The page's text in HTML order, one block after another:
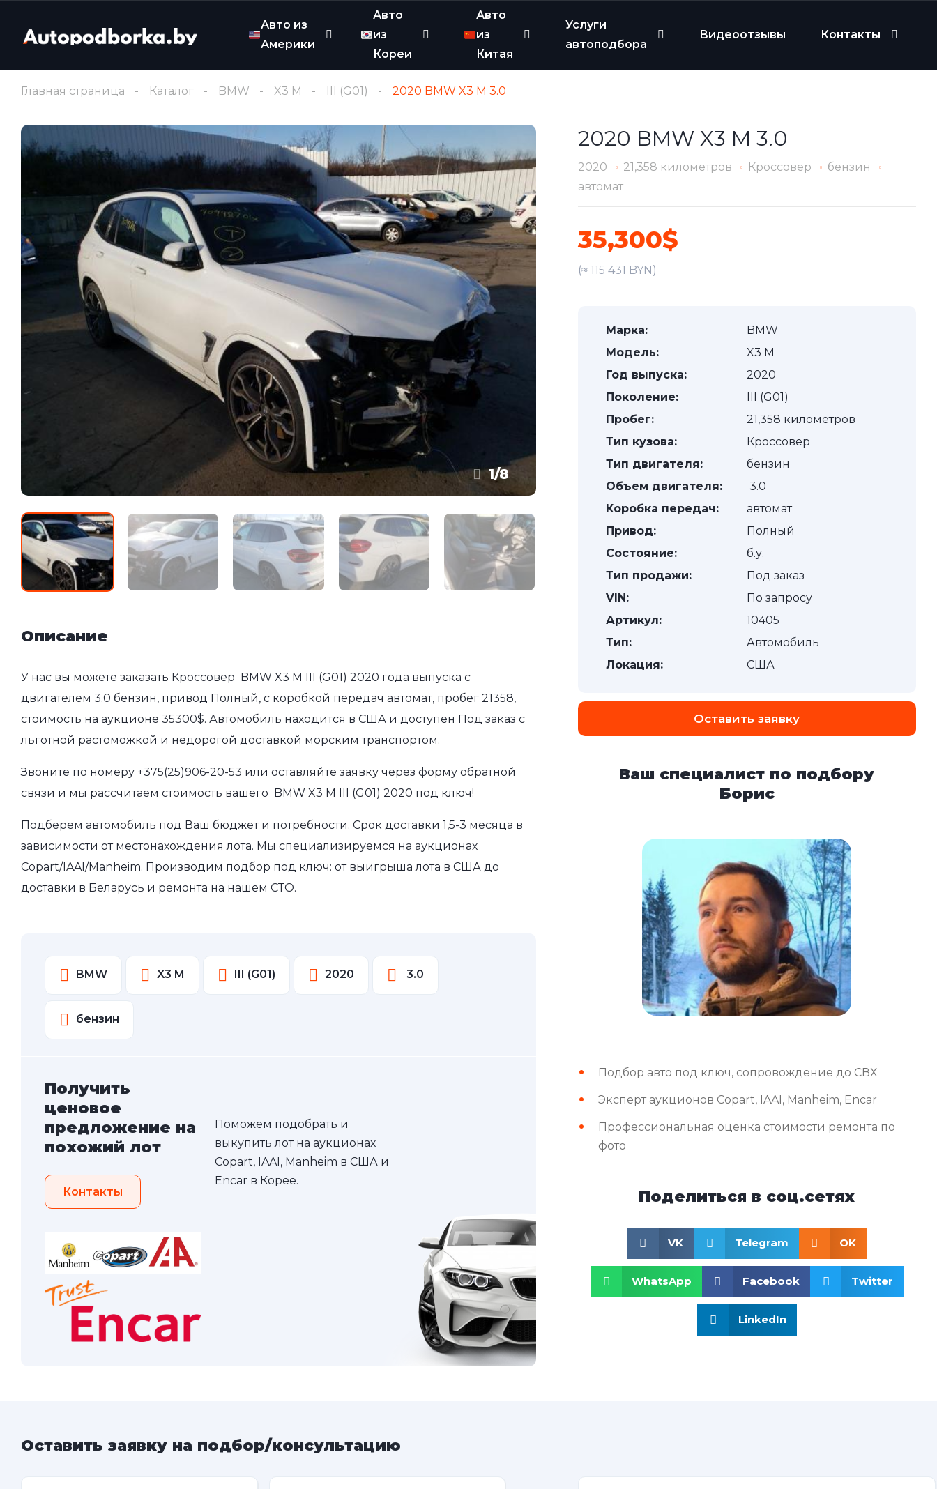
Авто из
Америки
Авто
из
Кореи
Авто
из
Китая
Услуги
автоподбора
Видеоотзывы Контакты
Главная страница Каталог BMW X3 M III (G01) 2020 BMW X3 M 3.0
1/8
Описание
У нас вы можете заказать Кроссовер BMW X3 M III (G01) 2020 года выпуска с
двигателем 3.0 бензин, привод Полный, с коробкой передач автомат, пробег 21358,
стоимость на аукционе 35300$. Автомобиль находится в США и доступен Под заказ с
льготной растоможкой и недорогой доставкой морским транспортом.
Звоните по номеру +375(25)906-20-53 или оставляйте заявку через форму обратной
связи и мы рассчитаем стоимость вашего BMW X3 M III (G01) 2020 под ключ!
Подберем автомобиль под Ваш бюджет и потребности. Срок доставки 1,5-3 месяца в
зависимости от местонахождения лота. Мы специализируемся на аукционах
Copart/IAAI/Manheim. Производим подбор под ключ: от выигрыша лота в США до
доставки в Беларусь и ремонта на нашем СТО.
BMW X3 M III (G01) 2020 3.0
бензин
Получить
ценовое
предложение на
похожий лот
Контакты
Поможем подобрать и
выкупить лот на аукционах
Copart, IAAI, Manheim в США и
Encar в Корее.
2020 BMW X3 M 3.0
2020 21,358 километров Кроссовер
бензин
автомат
35,300$
(≈ 115 431 BYN)
Марка:
BMW
Модель:
X3 M
Год выпуска:
2020
Поколение:
III (G01)
Пробег:
21,358 километров
Тип кузова:
Кроссовер
Тип двигателя:
бензин
Объем двигателя:
3.0
Коробка передач:
автомат
Привод:
Полный
Состояние:
б.у.
Тип продажи:
Под заказ
VIN:
По запросу
Артикул:
10405
Тип:
Автомобиль
Локация:
США
Оставить заявку
Ваш специалист по подбору
Борис
Подбор авто под ключ, сопровождение до СВХ
Эксперт аукционов Copart, IAAI, Manheim, Encar
Профессиональная оценка стоимости ремонта по
фото
Поделиться в соц.сетях
VK Telegram OK
WhatsApp Facebook Twitter
LinkedIn
Оставить заявку на подбор/консультацию